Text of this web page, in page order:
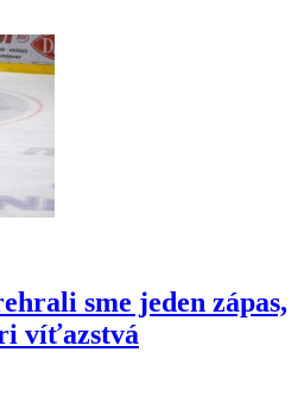
sme jeden zápas,
víťazstvá